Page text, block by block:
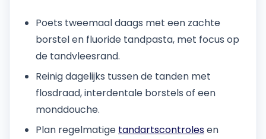
Poets tweemaal daags met een zachte
borstel en fluoride tandpasta, met focus op
de tandvleesrand.
Reinig dagelijks tussen de tanden met
flosdraad, interdentale borstels of een
monddouche.
Plan regelmatige tandartscontrolesen